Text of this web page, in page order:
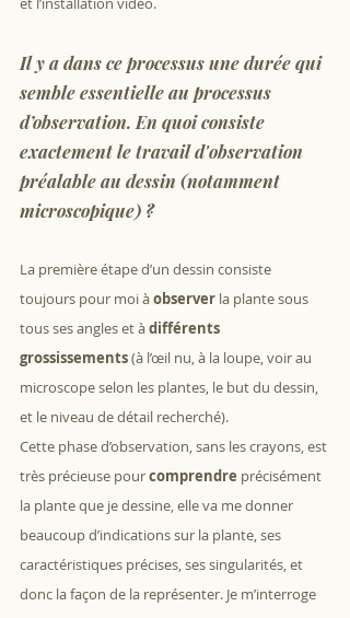
Il y a dans ce processus une durée qui
semble essentielle au processus
d’observation. En quoi consiste
exactement le travail d'observation
préalable au dessin (notamment
microscopique) ?
La première étape d’un dessin consiste
toujours pour moi à observer la plante sous
tous ses angles et à différents
grossissements (à l’œil nu, à la loupe, voir au
microscope selon les plantes, le but du dessin,
et le niveau de détail recherché).
Cette phase d’observation, sans les crayons, est
très précieuse pour comprendre précisément
la plante que je dessine, elle va me donner
beaucoup d’indications sur la plante, ses
caractéristiques précises, ses singularités, et
donc la façon de la représenter. Je m’interroge